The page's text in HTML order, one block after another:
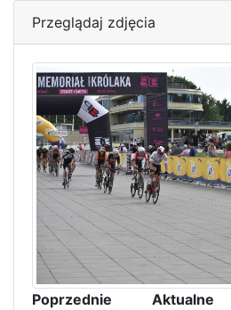
Przeglądaj zdjęcia
Poprzednie Aktualne